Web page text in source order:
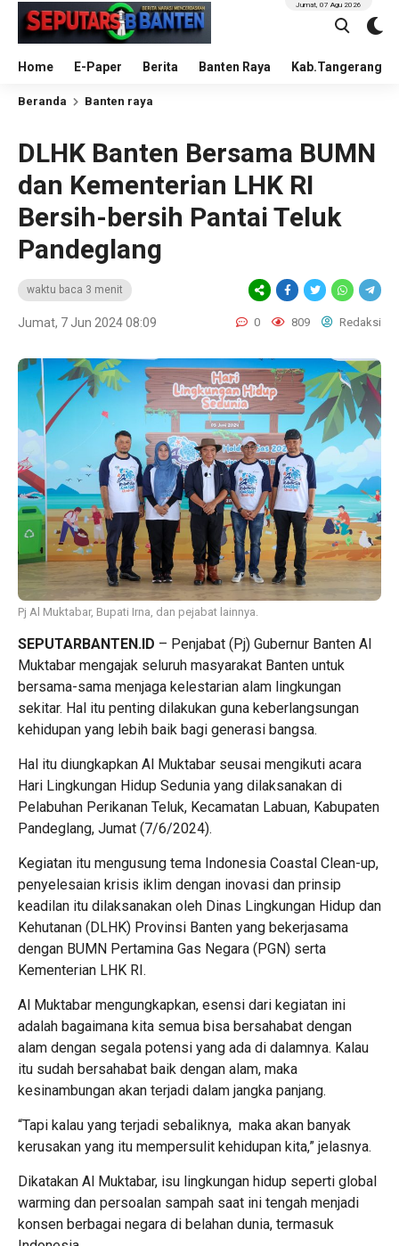
Home E-Paper Berita Banten Raya Kab.Tangerang
Jumat, 07 Agu 2026
Beranda Banten raya
DLHK Banten Bersama BUMN
dan Kementerian LHK RI
Bersih-bersih Pantai Teluk
Pandeglang
waktu baca 3 menit
Jumat, 7 Jun 2024 08:09 0 809 Redaksi
Pj Al Muktabar, Bupati Irna, dan pejabat lainnya.
SEPUTARBANTEN.ID – Penjabat (Pj) Gubernur Banten Al
Muktabar mengajak seluruh masyarakat Banten untuk
bersama-sama menjaga kelestarian alam lingkungan
sekitar. Hal itu penting dilakukan guna keberlangsungan
kehidupan yang lebih baik bagi generasi bangsa.
Hal itu diungkapkan Al Muktabar seusai mengikuti acara
Hari Lingkungan Hidup Sedunia yang dilaksanakan di
Pelabuhan Perikanan Teluk, Kecamatan Labuan, Kabupaten
Pandeglang, Jumat (7/6/2024).
Kegiatan itu mengusung tema Indonesia Coastal Clean-up,
penyelesaian krisis iklim dengan inovasi dan prinsip
keadilan itu dilaksanakan oleh Dinas Lingkungan Hidup dan
Kehutanan (DLHK) Provinsi Banten yang bekerjasama
dengan BUMN Pertamina Gas Negara (PGN) serta
Kementerian LHK RI.
Al Muktabar mengungkapkan, esensi dari kegiatan ini
adalah bagaimana kita semua bisa bersahabat dengan
alam dengan segala potensi yang ada di dalamnya. Kalau
itu sudah bersahabat baik dengan alam, maka
kesinambungan akan terjadi dalam jangka panjang.
“Tapi kalau yang terjadi sebaliknya, maka akan banyak
kerusakan yang itu mempersulit kehidupan kita,” jelasnya.
Dikatakan Al Muktabar, isu lingkungan hidup seperti global
warming dan persoalan sampah saat ini tengah menjadi
konsen berbagai negara di belahan dunia, termasuk